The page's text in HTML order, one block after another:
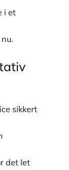
i et
sikkert
det let